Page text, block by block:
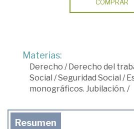
COMPRAR
Materias:
Derecho / Derecho del
Social /Seguridad Social /
monográficos. Jubilación. /
Resumen